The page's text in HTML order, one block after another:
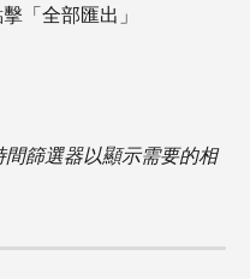
「全部匯出」
篩選器以顯示需要的相